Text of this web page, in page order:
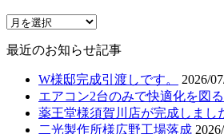
最近のお知らせ記事
W様邸完成引渡しです。
2026/
エアコン2台のみで快適化を図る
薬王堂様須賀川店が完成しまし
二光製作所様広野工場落成